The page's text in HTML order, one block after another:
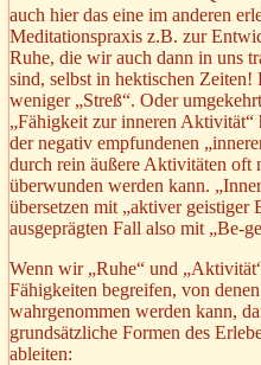
auch hier das eine im anderen
Meditationspraxis z.B. zur
Ruhe, die wir auch dann in uns
sind, selbst in hektischen Zeiten!
weniger „Streß“. Oder
„Fähigkeit zur inneren Aktivität“
der negativ empfundenen
durch rein äußere Aktivitäten oft
überwunden werden kann.
übersetzen mit „aktiver geistiger
ausgeprägten Fall also mit „Be-
Wenn wir „Ruhe“ und
Fähigkeiten begreifen, von
wahrgenommen werden kann,
grundsätzliche Formen des
ableiten: